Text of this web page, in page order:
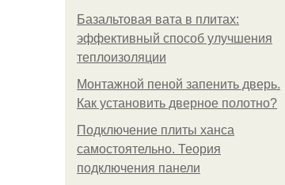
Базальтовая вата в плитах:
эффективный способ улучшения
теплоизоляции
Монтажной пеной запенить дверь.
Как установить дверное полотно?
Подключение плиты ханса
самостоятельно. Теория
подключения панели